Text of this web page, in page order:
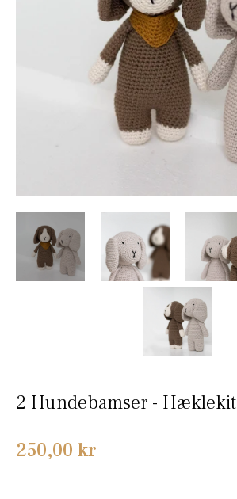
2 Hundebamser - Hæklekit
Normalpris
250,00 kr